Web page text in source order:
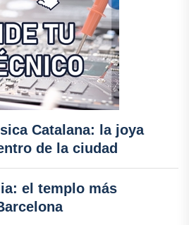
Catalana: la joya
de la ciudad
el templo más